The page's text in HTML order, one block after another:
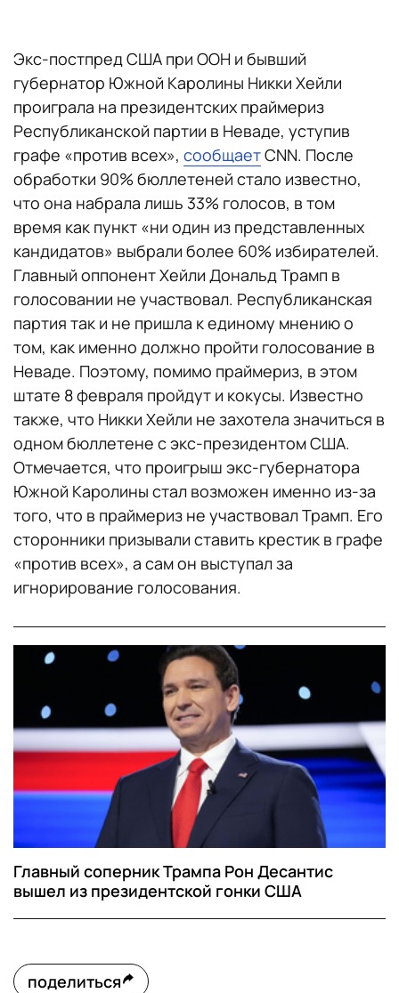
Экс-постпред США при ООН и бывший
губернатор Южной Каролины Никки Хейли
проиграла на президентских праймериз
Республиканской партии в Неваде, уступив
графе «против всех», сообщаетCNN. После
обработки 90% бюллетеней стало известно,
что она набрала лишь 33% голосов, в том
время как пункт «ни один из представленных
кандидатов» выбрали более 60% избирателей.
Главный оппонент Хейли Дональд Трамп в
голосовании не участвовал. Республиканская
партия так и не пришла к единому мнению о
том, как именно должно пройти голосование в
Неваде. Поэтому, помимо праймериз, в этом
штате 8 февраля пройдут и кокусы. Известно
также, что Никки Хейли не захотела значиться в
одном бюллетене с экс-президентом США.
Отмечается, что проигрыш экс-губернатора
Южной Каролины стал возможен именно из-за
того, что в праймериз не участвовал Трамп. Его
сторонники призывали ставить крестик в графе
«против всех», а сам он выступал за
игнорирование голосования.
Главный соперник Трампа Рон Десантис
вышел из президентской гонки США
поделиться